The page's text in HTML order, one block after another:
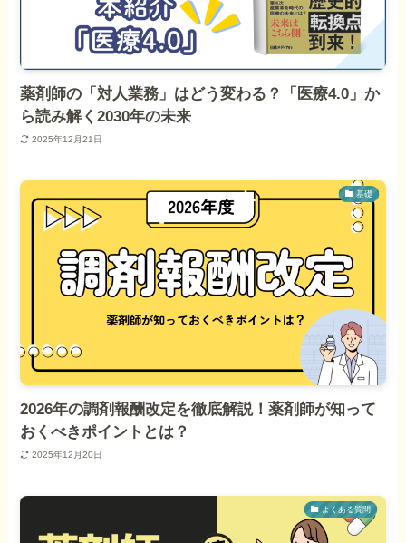
薬剤師の「対人業務」はどう変わる？「医療4.0」か
ら読み解く2030年の未来
2025年12月21日
基礎
2026年の調剤報酬改定を徹底解説！薬剤師が知って
おくべきポイントとは？
2025年12月20日
よくある質問